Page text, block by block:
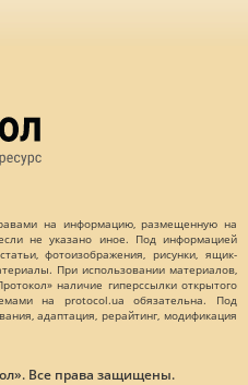
на информацию, размещенную на
не указано иное. Под информацией
фотоизображения, рисунки, ящик-
При использовании материалов,
наличие гиперссылки открытого
на protocol.ua обязательна. Под
адаптация, рерайтинг, модификация
Все права защищены.